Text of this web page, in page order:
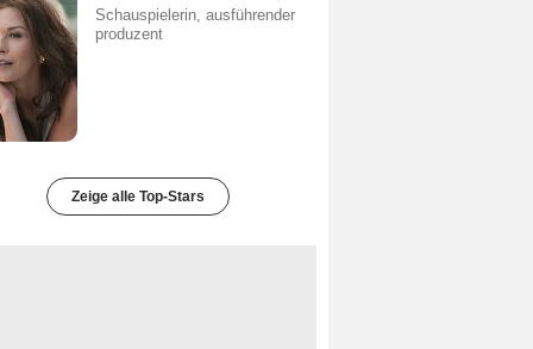
Schauspielerin, ausführender
produzent
Zeige alle Top-Stars